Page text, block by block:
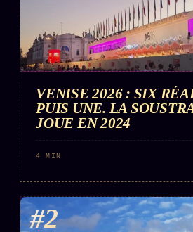
VENISE 2026 : SIX
PUIS UNE. LA
JOUE EN 2024
4 MIN
#2